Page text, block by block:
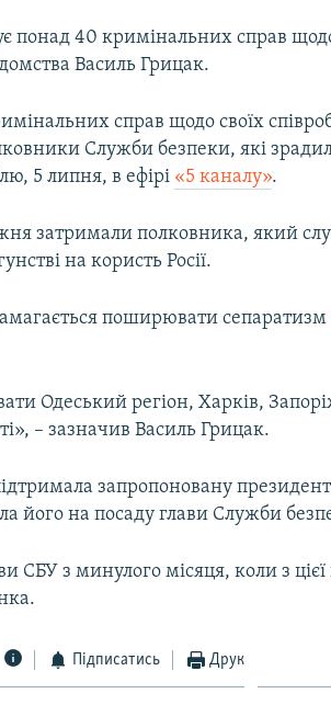
понад 40 кримінальних справ
Василь Грицак.
справ щодо своїх
Служби безпеки, які
5 липня, в ефірі «5 каналу».
затримали полковника, який
на користь Росії.
поширювати
Одеський регіон, Харків,
– зазначив Василь Грицак.
запропоновану
його на посаду глави Служби
СБУ з минулого місяця, коли з
Підписатись Друк